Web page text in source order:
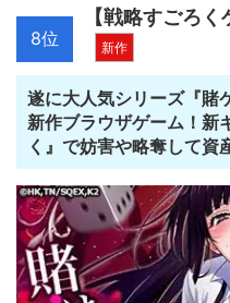
8位
【戦略すごろ
新作
遂に大人気シリーズ『賭
新作ブラウザゲーム！新
く』で妨害や略奪して資